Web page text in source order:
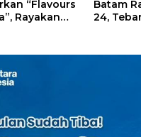
“Flavours
Rayakan
Batam
24,